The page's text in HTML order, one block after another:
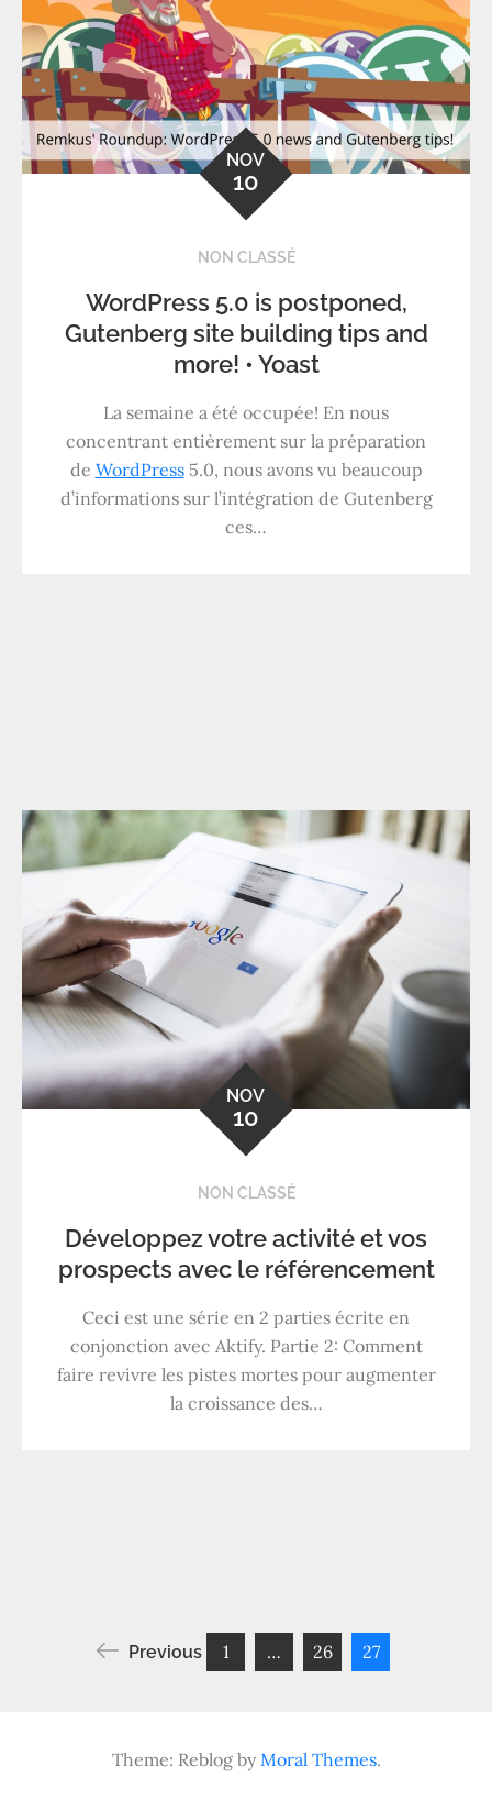
NOV
10
NON CLASSÉ
WordPress 5.0 is postponed,
Gutenberg site building tips and
more! • Yoast
La semaine a été occupée! En nous
concentrant entièrement sur la préparation
de WordPress5.0, nous avons vu beaucoup
d’informations sur l’intégration de Gutenberg
ces…
NOV
10
NON CLASSÉ
Développez votre activité et vos
prospects avec le référencement
Ceci est une série en 2 parties écrite en
conjonction avec Aktify. Partie 2: Comment
faire revivre les pistes mortes pour augmenter
la croissance des…
Pagination
Previous 1 … 26 27
Theme: Reblog by Moral Themes.